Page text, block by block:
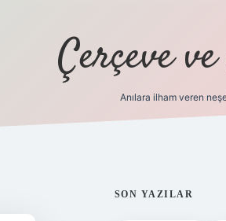
Çerçeve
Anılara ilham veren
SON YAZILAR